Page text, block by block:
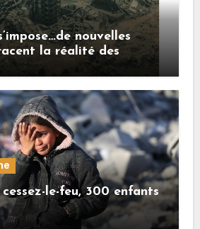
nouvelles
la réalité des
à Gaza
le-feu, 300 enfants